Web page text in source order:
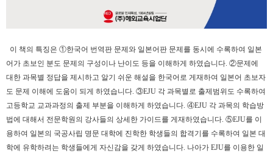
이 책의 특징은 ①한국어 번역판 문제와 일본어판 문제를 동시에 수록하여 일본
어가 초보인 분도 문제의 구성이나 난이도 등을 이해하게 하였습니다. ②문제에
대한 과목별 정답을 제시하고 알기 쉬운 해설을 한국어로 게재하여 일본어 초보자
도 문제 이해에 도움이 되게 하였습니다. ③EJU 각 과목별로 출제범위도 수록하여
고등학교 교과과정의 출제 부분을 이해하게 하였습니다. ④EJU 각 과목의 학습방
법에 대해서 전문학원의 강사들의 상세한 가이드를 게재하였습니다. ⑤EJU를 이
용하여 일본의 국공사립 명문 대학에 진학한 학생들의 합격기를 수록하여 일본 대
학에 유학하려는 학생들에게 자신감을 갖게 하였습니다. 나아가 EJU를 이용한 일